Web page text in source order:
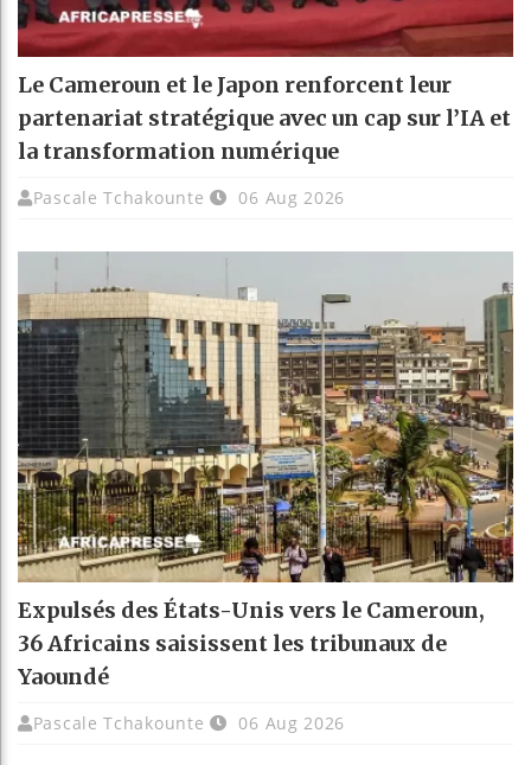
Le Cameroun et le Japon renforcent leur
partenariat stratégique avec un cap sur l’IA et
la transformation numérique
Pascale Tchakounte 06 Aug 2026
Expulsés des États-Unis vers le Cameroun,
36 Africains saisissent les tribunaux de
Yaoundé
Pascale Tchakounte 06 Aug 2026